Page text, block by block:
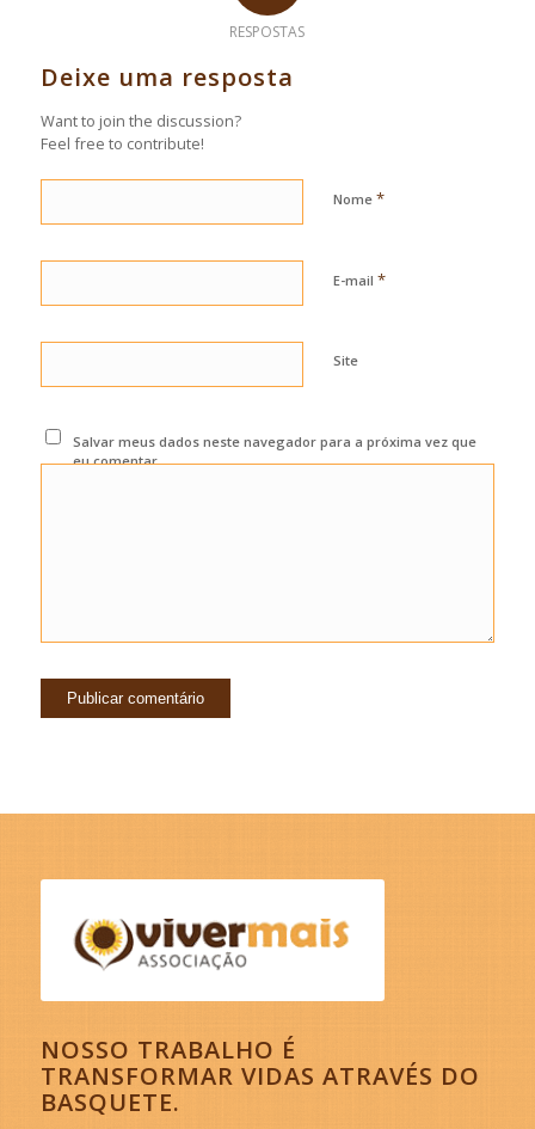
RESPOSTAS
Deixe uma resposta
Want to join the discussion?
Feel free to contribute!
Nome *
E-mail *
Site
Salvar meus dados neste navegador para a próxima vez que
eu comentar.
NOSSO TRABALHO É
TRANSFORMAR VIDAS ATRAVÉS DO
BASQUETE.